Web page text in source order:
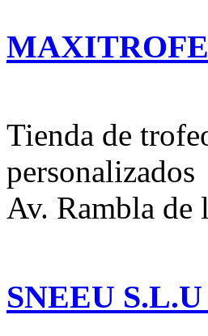
Tienda de
personalizados
Av. Rambla de
SNEEU